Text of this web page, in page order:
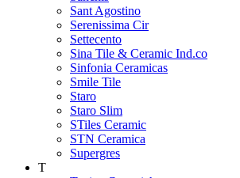
Sant Agostino
Serenissima Cir
Settecento
Sina Tile & Ceramic Ind.co
Sinfonia Ceramicas
Smile Tile
Staro
Staro Slim
STiles Ceramic
STN Ceramica
Supergres
T